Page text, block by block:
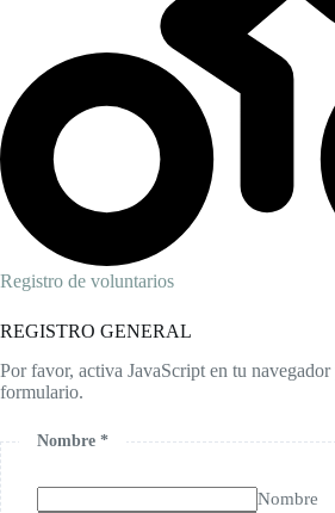
Registro de voluntarios
REGISTRO GENERAL
Por favor, activa JavaScript en tu navegador
formulario.
Nombre *
Nombre